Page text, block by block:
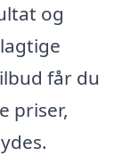
og
får du
priser,